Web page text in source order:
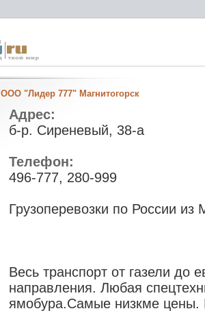
OOO "Лидер 777" Магнитогорск
Адрес:
б-р. Сиреневый, 38-а
Телефон:
496-777, 280-999
Грузоперевозки по России из
Весь транспорт от газели до
направления. Любая
ямобура.Самые низкме цены.